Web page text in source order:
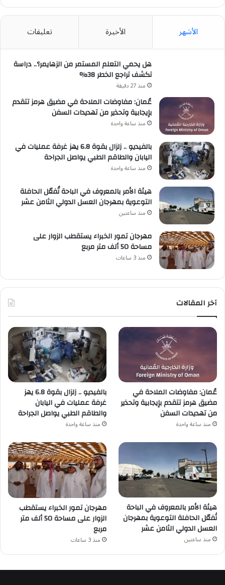
الأشهر الأخيرة تعليقات
هل يحمي التعلم المستمر من الزهايمر؟.. دراسة
تكشف تراجع الخطر 38%
منذ 27 دقيقة
عُمان: مفاوضات الملاحة في مضيق هرمز تتقدم
بإيجابية وتحذير من تهديدات السفن
منذ ساعة واحدة
بالفيديو .. زلزال بقوة 6.8 يهز غرفة عمليات في
اليابان والطاقم الطبي يواصل الجراحة
منذ ساعة واحدة
هيئة الأمر بالمعروف في الباحة تُفعّل الحافلة
التوعوية بمهرجان العسل الدولي الثامن عشر
منذ ساعتين
مهرجان تمور الخبراء يستقطب الزوار على
مساحة 50 ألف متر مربع
منذ 3 ساعات
آخر المقالات
عُمان: مفاوضات الملاحة في
مضيق هرمز تتقدم بإيجابية وتحذير
من تهديدات السفن
منذ ساعة واحدة
بالفيديو .. زلزال بقوة 6.8 يهز
غرفة عمليات في اليابان
والطاقم الطبي يواصل الجراحة
منذ ساعة واحدة
هيئة الأمر بالمعروف في الباحة
تُفعّل الحافلة التوعوية بمهرجان
العسل الدولي الثامن عشر
منذ ساعتين
مهرجان تمور الخبراء يستقطب
الزوار على مساحة 50 ألف متر
مربع
منذ 3 ساعات